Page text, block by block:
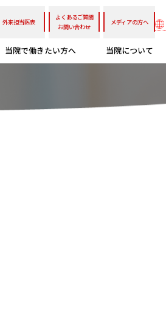
外来担当医表
よくあるご質問
お問い合わせ
メディアの方へ
当院で働きたい方へ 当院について